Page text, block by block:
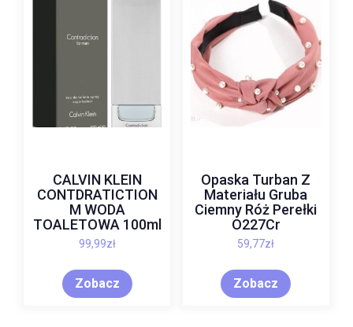
CALVIN KLEIN
CONTDRATICTION
M WODA
TOALETOWA 100ml
99,99zł
Zobacz
Opaska Turban Z
Materiału Gruba
Ciemny Róż Perełki
O227Cr
59,77zł
Zobacz